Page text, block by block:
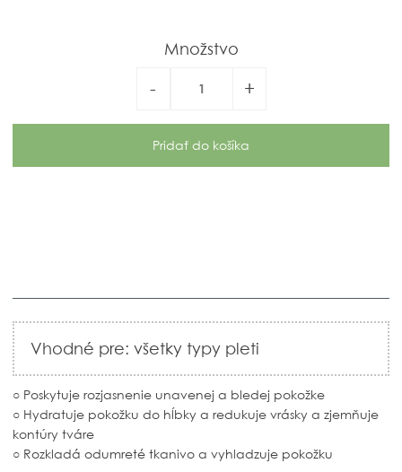
Množstvo
- +
Vhodné pre: všetky typy pleti
○ Poskytuje rozjasnenie unavenej a bledej pokožke
○ Hydratuje pokožku do hĺbky a redukuje vrásky a zjemňuje
kontúry tváre
○ Rozkladá odumreté tkanivo a vyhladzuje pokožku